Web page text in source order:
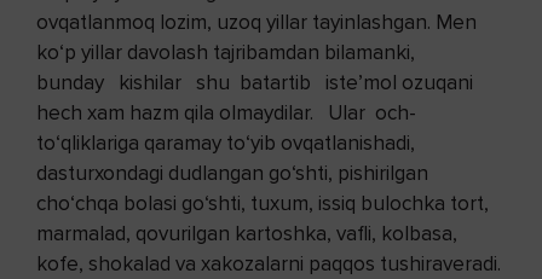
ovqatlanmoq lozim, uzoq yillar tayinlashgan. Men
ko‘p yillar davolash tajribamdan bilamanki,
bunday kishilar shu batartib iste’mol ozuqani
hech xam hazm qila olmaydilar. Ular och-
to‘qliklariga qaramay to‘yib ovqatlanishadi,
dasturxondagi dudlangan go‘shti, pishirilgan
cho‘chqa bolasi go‘shti, tuxum, issiq bulochka tort,
marmalad, qovurilgan kartoshka, vafli, kolbasa,
kofe, shokalad va xakozalarni paqqos tushiraveradi.